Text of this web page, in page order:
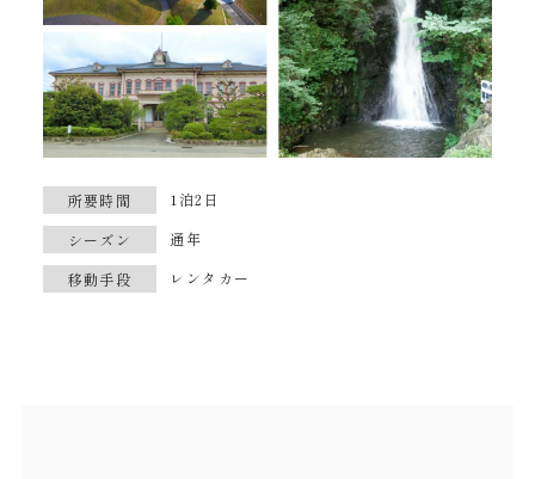
所要時間
1泊2日
シーズン
通年
移動手段
レンタカー